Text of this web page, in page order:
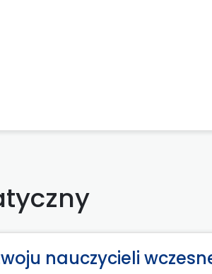
nauczycieli